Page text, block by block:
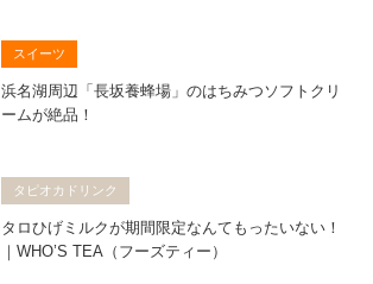
スイーツ
浜名湖周辺「長坂養蜂場」のはちみつソフトクリ
ームが絶品！
タピオカドリンク
タロひげミルクが期間限定なんてもったいない！
｜WHO’S TEA（フーズティー）